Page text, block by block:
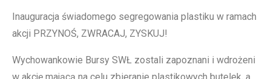
Inauguracja świadomego segregowania plastiku w ramach
akcji PRZYNOŚ, ZWRACAJ, ZYSKUJ!
Wychowankowie Bursy SWŁ zostali zapoznani i wdrożeni